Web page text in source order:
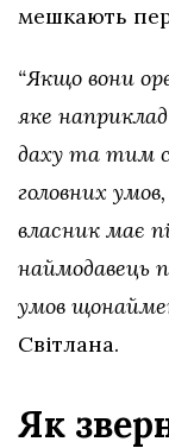
мешкають
“Якщо вони
яке
даху та тим
головних
власник має
наймодавець
умов
Світлана.
Як